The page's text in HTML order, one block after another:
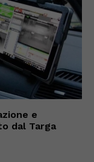
e
dal Targa